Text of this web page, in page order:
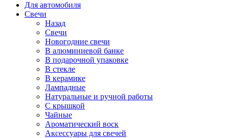
Для автомобиля
Свечи
Назад
Свечи
Новогодние свечи
В алюминиевой банке
В подарочной упаковке
В стекле
В керамике
Лампадные
Натуральные и ручной работы
С крышкой
Чайные
Ароматический воск
Аксессуары для свечей